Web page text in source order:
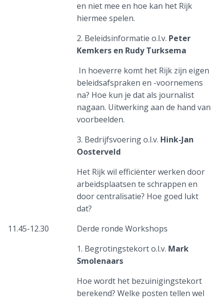
en niet mee en hoe kan het Rijk
hiermee spelen.
2. Beleidsinformatie o.l.v. Peter
Kemkers en Rudy Turksema
In hoeverre komt het Rijk zijn eigen
beleidsafspraken en -voornemens
na? Hoe kun je dat als journalist
nagaan. Uitwerking aan de hand van
voorbeelden.
3. Bedrijfsvoering o.l.v. Hink-Jan
Oosterveld
Het Rijk wil efficiënter werken door
arbeidsplaatsen te schrappen en
door centralisatie? Hoe goed lukt
dat?
11.45-12.30
Derde ronde Workshops
1. Begrotingstekort o.l.v. Mark
Smolenaars
Hoe wordt het bezuinigingstekort
berekend? Welke posten tellen wel